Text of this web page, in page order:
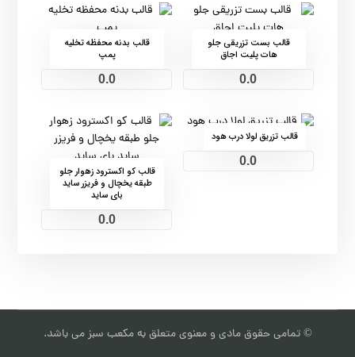
قالب بست تزریقی جلو
هات پلیت اجاق
0.0
قالب بدنه محفظه تخلیه
پمپ
0.0
قالب تزریق لولا درب هود
0.0
قالب کو اکسترود زهوار جلو
طبقه یخچال و فریزر ساید
بای ساید
0.0
© تمامی حقوق مادی و معنوی متعلق به مکعب سبز می باشد.